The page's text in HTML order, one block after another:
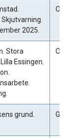
Skjutvarning.
2025.
Stora
Essingen.
grund.